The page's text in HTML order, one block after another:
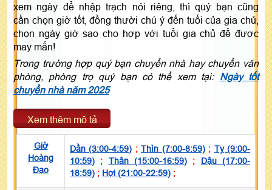
xem ngày để nhập trạch nói riêng, thì quý bạn cũng
cần chọn giờ tốt, đồng thười chú ý đến tuổi của gia chủ,
chọn ngày giờ sao cho hợp với tuổi gia chủ để được
may mắn!
Trong trường hợp quý bạn chuyển nhà hay chuyển văn
phòng, phòng trọ quý bạn có thể xem tại: Ngày tốt
chuyển nhà năm 2025
Xem thêm mô tả
Giờ
Hoàng
Đạo
Dần (3:00-4:59) ;Thìn (7:00-8:59); Tỵ (9:00-
10:59) ; Thân (15:00-16:59) ; Dậu (17:00-
18:59) ; Hợi (21:00-22:59) ;